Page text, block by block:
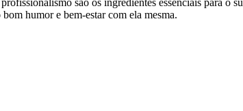
humor e bem-estar com ela mesma.